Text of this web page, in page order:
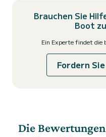
Brauchen Sie
Boot
Ein Experte findet die
Fordern
Die